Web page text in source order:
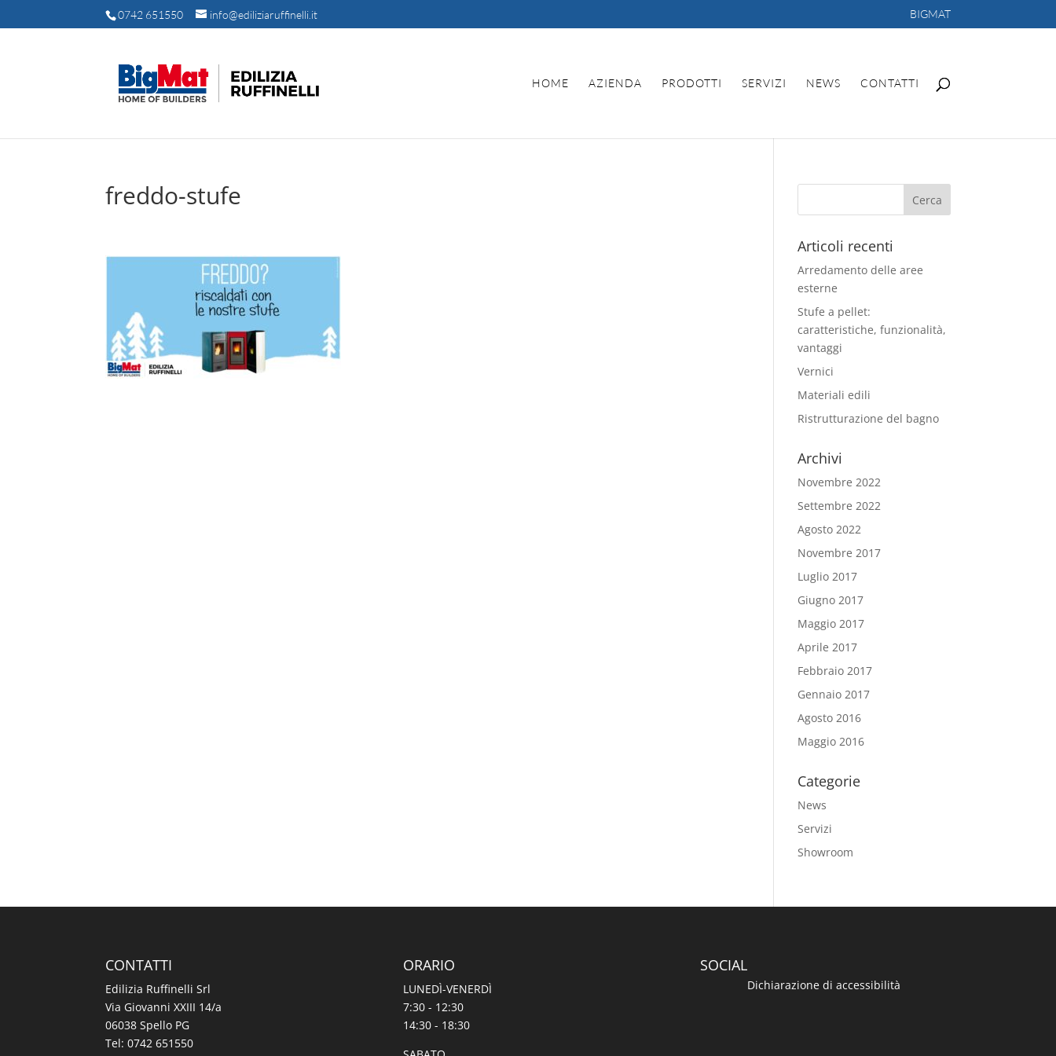
0742 651550 info@ediliziaruffinelli.it BIGMAT
HOME AZIENDA PRODOTTI SERVIZI NEWS CONTATTI
freddo-stufe
Articoli recenti
Arredamento delle aree
esterne
Stufe a pellet:
caratteristiche, funzionalità,
vantaggi
Vernici
Materiali edili
Ristrutturazione del bagno
Archivi
Novembre 2022
Settembre 2022
Agosto 2022
Novembre 2017
Luglio 2017
Giugno 2017
Maggio 2017
Aprile 2017
Febbraio 2017
Gennaio 2017
Agosto 2016
Maggio 2016
Categorie
News
Servizi
Showroom
CONTATTI
Edilizia Ruffinelli Srl
Via Giovanni XXIII 14/a
06038 Spello PG
Tel:0742 651550
ORARIO
LUNEDÌ-VENERDÌ
7:30 - 12:30
14:30 - 18:30
SOCIAL
Dichiarazione di accessibilità